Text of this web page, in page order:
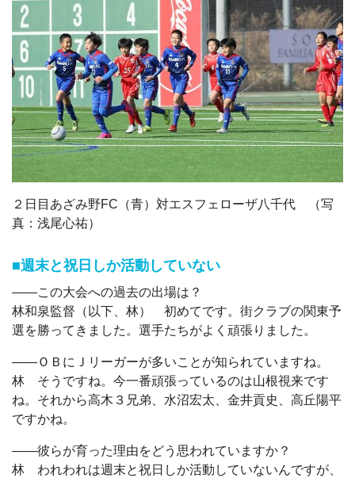
２日目あざみ野FC（青）対エスフェローザ八千代 （写
真：浅尾心祐）
■週末と祝日しか活動していない
――この大会への過去の出場は？
林和泉監督（以下、林） 初めてです。街クラブの関東予
選を勝ってきました。選手たちがよく頑張りました。
――ＯＢにＪリーガーが多いことが知られていますね。
林 そうですね。今一番頑張っているのは山根視来です
ね。それから高木３兄弟、水沼宏太、金井貢史、高丘陽平
ですかね。
――彼らが育った理由をどう思われていますか？
林 われわれは週末と祝日しか活動していないんですが、